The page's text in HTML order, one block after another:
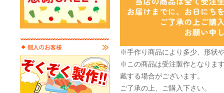
※手作り商品により多少、形状
※この商品は受注製作となりま
戴する場合がございます。
ご了承の上、ご購入下さい。